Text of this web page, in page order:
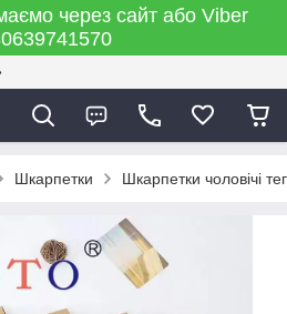
через сайт або Viber
Шкарпетки Шкарпетки чоловічі